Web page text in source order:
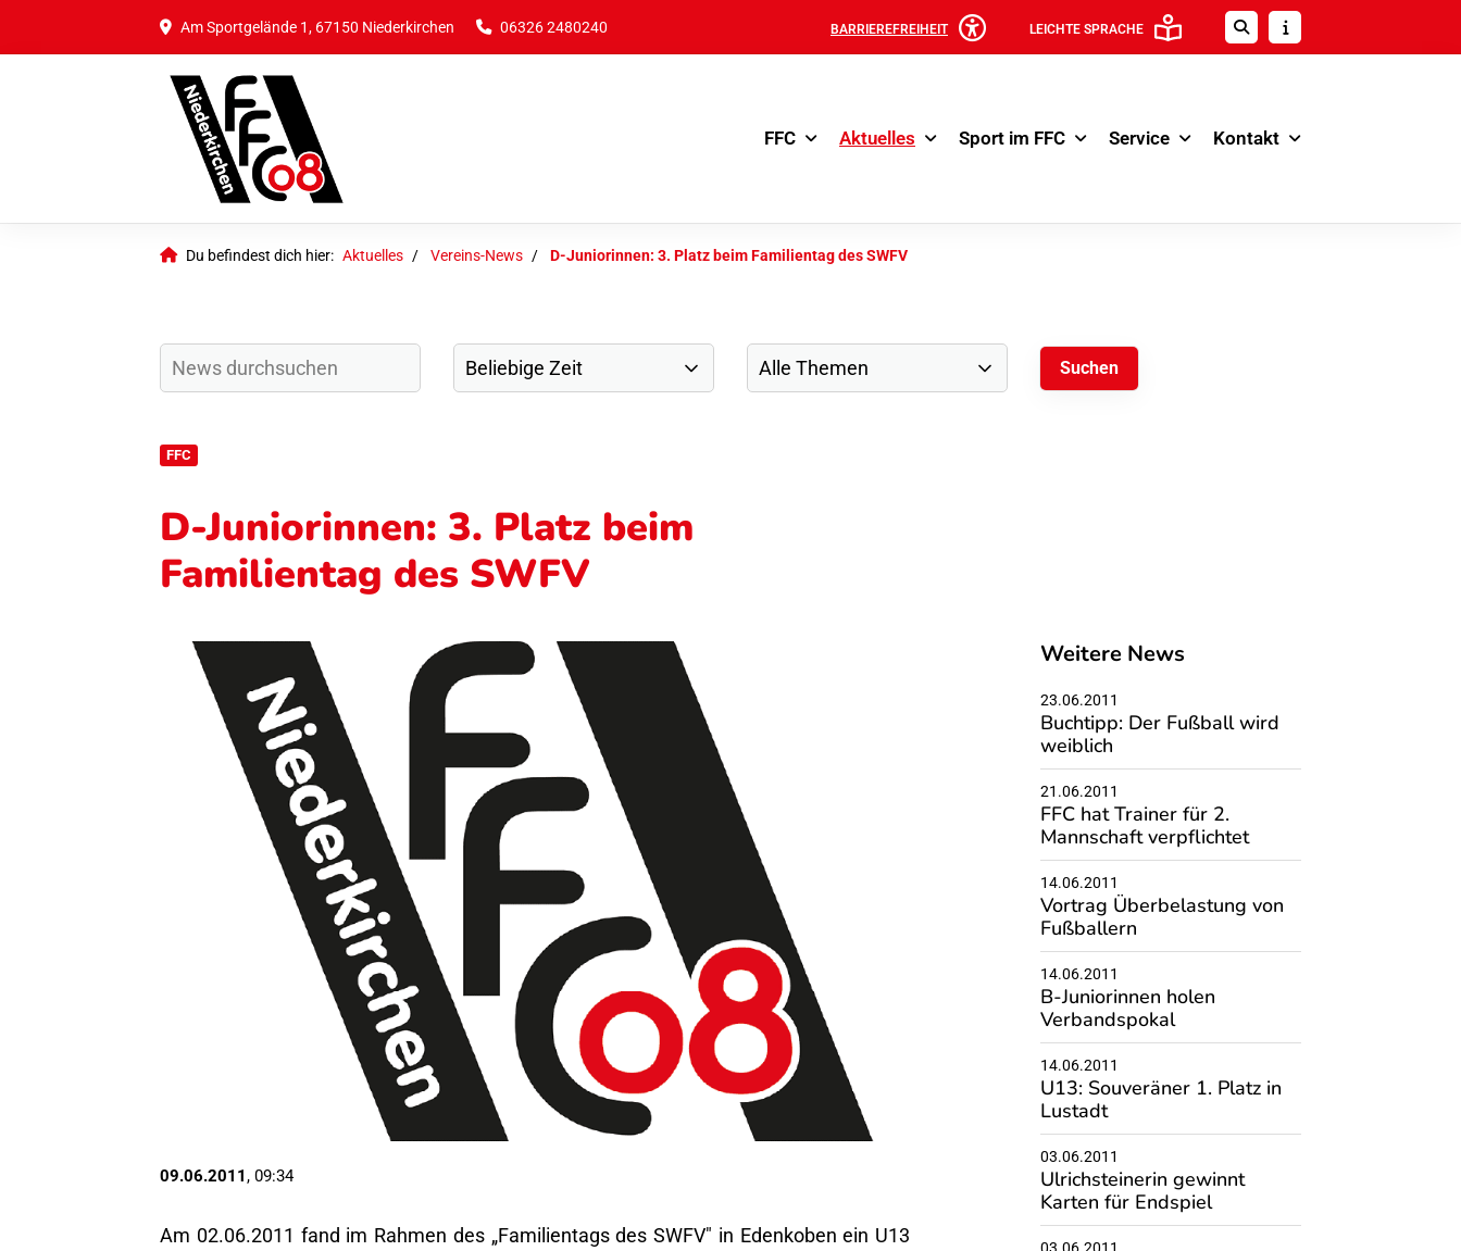
Am Sportgelände 1, 67150 Niederkirchen 06326 2480240 BARRIEREFREIHEIT LEICHTE SPRACHE
FFC Aktuelles Sport im FFC Service Kontakt
Du befindest dich hier: Aktuelles Vereins-News D-Juniorinnen: 3. Platz beim Familientag des SWFV
FFC
D-Juniorinnen: 3. Platz beim
Familientag des SWFV
09.06.2011, 09:34
Am 02.06.2011 fand im Rahmen des „Familientags des SWFV" in Edenkoben ein U13
Weitere News
23.06.2011
Buchtipp: Der Fußball wird
weiblich
21.06.2011
FFC hat Trainer für 2.
Mannschaft verpflichtet
14.06.2011
Vortrag Überbelastung von
Fußballern
14.06.2011
B-Juniorinnen holen
Verbandspokal
14.06.2011
U13: Souveräner 1. Platz in
Lustadt
03.06.2011
Ulrichsteinerin gewinnt
Karten für Endspiel